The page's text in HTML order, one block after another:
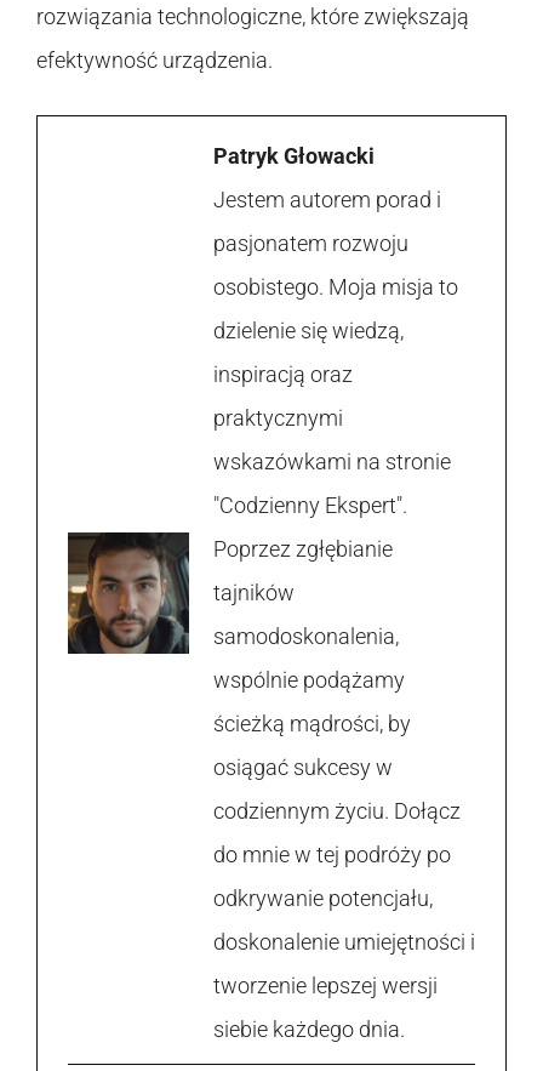
rozwiązania technologiczne, które zwiększają
efektywność urządzenia.
Patryk Głowacki
Jestem autorem porad i
pasjonatem rozwoju
osobistego. Moja misja to
dzielenie się wiedzą,
inspiracją oraz
praktycznymi
wskazówkami na stronie
"Codzienny Ekspert".
Poprzez zgłębianie
tajników
samodoskonalenia,
wspólnie podążamy
ścieżką mądrości, by
osiągać sukcesy w
codziennym życiu. Dołącz
do mnie w tej podróży po
odkrywanie potencjału,
doskonalenie umiejętności i
tworzenie lepszej wersji
siebie każdego dnia.